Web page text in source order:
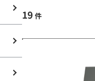
19 件